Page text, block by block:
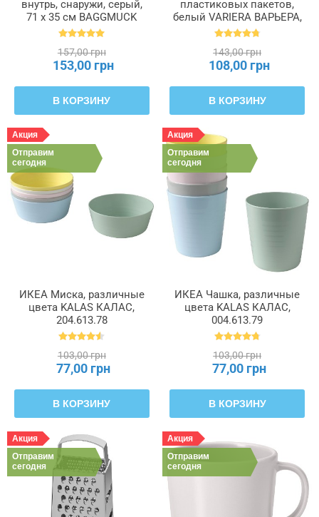
внутрь, снаружи, серый,
71 x 35 см BAGGMUCK
БАГГМУКК, 603.297.11
157,00 грн
153,00 грн
В КОРЗИНУ
пластиковых пакетов,
белый VARIERA ВАРЬЕРА,
800.102.22
143,00 грн
108,00 грн
В КОРЗИНУ
Акция
Отправим
сегодня
ИКЕА Миска, различные
цвета KALAS КАЛАС,
204.613.78
103,00 грн
77,00 грн
В КОРЗИНУ
Акция
Отправим
сегодня
ИКЕА Чашка, различные
цвета KALAS КАЛАС,
004.613.79
103,00 грн
77,00 грн
В КОРЗИНУ
Акция
Отправим
сегодня
Акция
Отправим
сегодня